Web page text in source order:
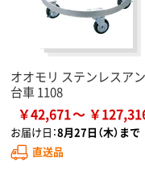
オオモリ ステンレスア
台車 1108
￥42,671 ￥
お届け日：8月27日（木）まで
直送品